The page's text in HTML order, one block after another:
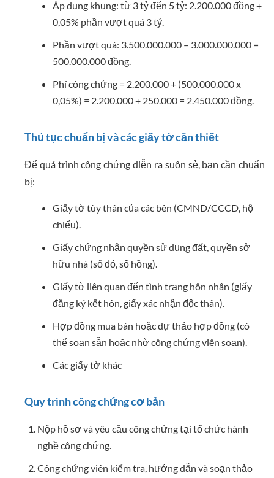
Áp dụng khung: từ 3 tỷ đến 5 tỷ: 2.200.000 đồng +
0,05% phần vượt quá 3 tỷ.
Phần vượt quá: 3.500.000.000 – 3.000.000.000 =
500.000.000 đồng.
Phí công chứng = 2.200.000 + (500.000.000 x
0,05%) = 2.200.000 + 250.000 = 2.450.000 đồng.
Thủ tục chuẩn bị và các giấy tờ cần thiết
Để quá trình công chứng diễn ra suôn sẻ, bạn cần chuẩn
bị:
Giấy tờ tùy thân của các bên (CMND/CCCD, hộ
chiếu).
Giấy chứng nhận quyền sử dụng đất, quyền sở
hữu nhà (sổ đỏ, sổ hồng).
Giấy tờ liên quan đến tình trạng hôn nhân (giấy
đăng ký kết hôn, giấy xác nhận độc thân).
Hợp đồng mua bán hoặc dự thảo hợp đồng (có
thể soạn sẵn hoặc nhờ công chứng viên soạn).
Các giấy tờ khác
Quy trình công chứng cơ bản
Nộp hồ sơ và yêu cầu công chứng tại tổ chức hành
nghề công chứng.
Công chứng viên kiểm tra, hướng dẫn và soạn thảo